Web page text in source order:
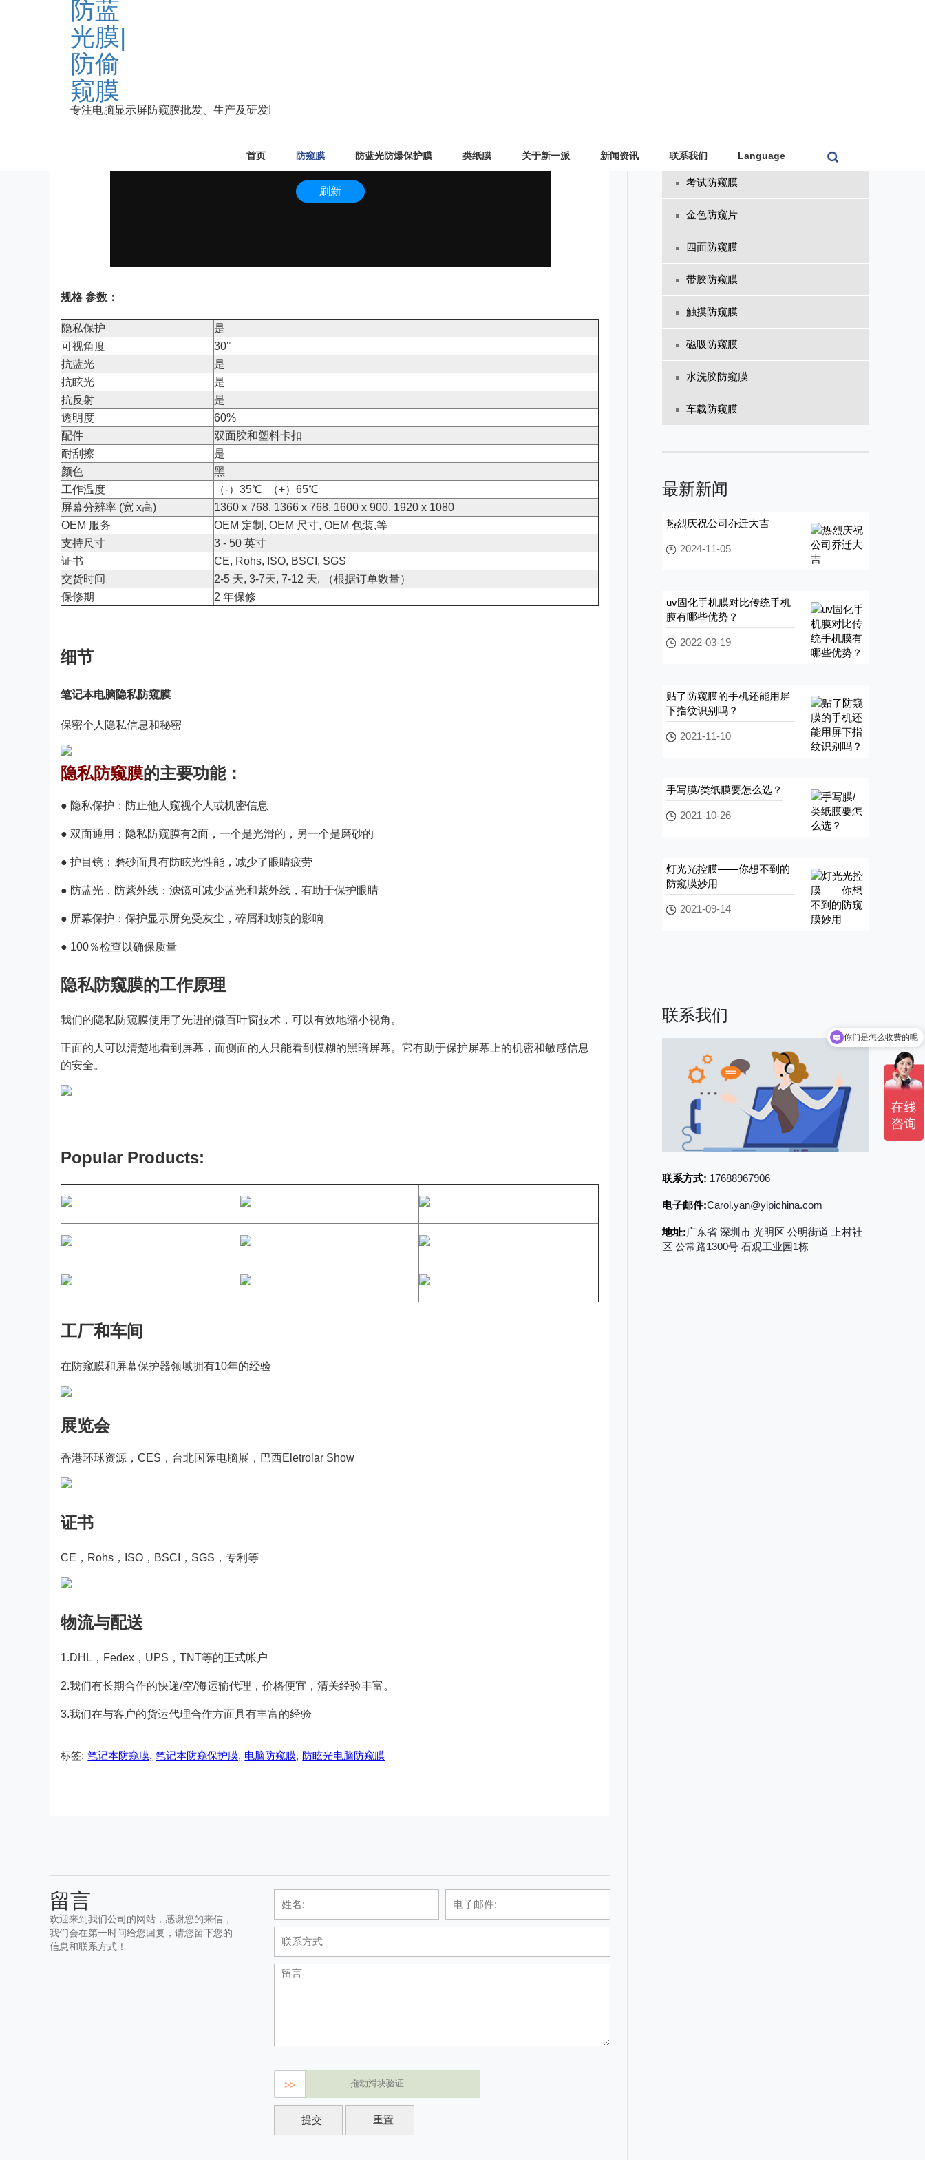
专注电脑显示屏防窥膜批发、生产及研发!
首页 防窥膜 防蓝光防爆保护膜 类纸膜 关于新一派 新闻资讯 联系我们 Language
规格 参数：
隐私保护
是
可视角度
30°
抗蓝光
是
抗眩光
是
抗反射
是
透明度
60%
配件
双面胶和塑料卡扣
耐刮擦
是
颜色
黑
工作温度
（-）35℃ （+）65℃
屏幕分辨率 (宽 x高)
1360 x 768, 1366 x 768, 1600 x 900, 1920 x 1080
OEM 服务
OEM 定制, OEM 尺寸, OEM 包装,等
支持尺寸
3 - 50 英寸
证书
CE, Rohs, ISO, BSCI, SGS
交货时间
2-5 天, 3-7天, 7-12 天, （根据订单数量）
保修期
2 年保修
细节
笔记本电脑隐私防窥膜
保密个人隐私信息和秘密
隐私防窥膜的主要功能：
● 隐私保护：防止他人窥视个人或机密信息
● 双面通用：隐私防窥膜有2面，一个是光滑的，另一个是磨砂的
● 护目镜：磨砂面具有防眩光性能，减少了眼睛疲劳
● 防蓝光，防紫外线：滤镜可减少蓝光和紫外线，有助于保护眼睛
● 屏幕保护：保护显示屏免受灰尘，碎屑和划痕的影响
● 100％检查以确保质量
隐私防窥膜的工作原理
我们的隐私防窥膜使用了先进的微百叶窗技术，可以有效地缩小视角。
正面的人可以清楚地看到屏幕，而侧面的人只能看到模糊的黑暗屏幕。它有助于保护屏幕上的机密和敏感信息
的安全。
Popular Products:
工厂和车间
在防窥膜和屏幕保护器领域拥有10年的经验
展览会
香港环球资源，CES，台北国际电脑展，巴西Eletrolar Show
证书
CE，Rohs，ISO，BSCI，SGS，专利等
物流与配送
1.DHL，Fedex，UPS，TNT等的正式帐户
2.我们有长期合作的快递/空/海运输代理，价格便宜，清关经验丰富。
3.我们在与客户的货运代理合作方面具有丰富的经验
标签: 笔记本防窥膜, 笔记本防窥保护膜, 电脑防窥膜, 防眩光电脑防窥膜
留言
欢迎来到我们公司的网站，感谢您的来信，
我们会在第一时间给您回复，请您留下您的
信息和联系方式！
>> 拖动滑块验证
挂式防窥屏
考试防窥膜
金色防窥片
四面防窥膜
带胶防窥膜
触摸防窥膜
磁吸防窥膜
水洗胶防窥膜
车载防窥膜
最新新闻
热烈庆祝公司乔迁大吉
2024-11-05
uv固化手机膜对比传统手机
膜有哪些优势？
2022-03-19
贴了防窥膜的手机还能用屏
下指纹识别吗？
2021-11-10
手写膜/类纸膜要怎么选？
2021-10-26
灯光光控膜——你想不到的
防窥膜妙用
2021-09-14
联系我们
联系方式: 17688967906
电子邮件:Carol.yan@yipichina.com
地址:广东省 深圳市 光明区 公明街道 上村社
区 公常路1300号 石观工业园1栋
你们是怎么收费的呢